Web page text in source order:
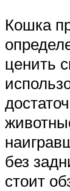
Кошка
ценить
без
стоит